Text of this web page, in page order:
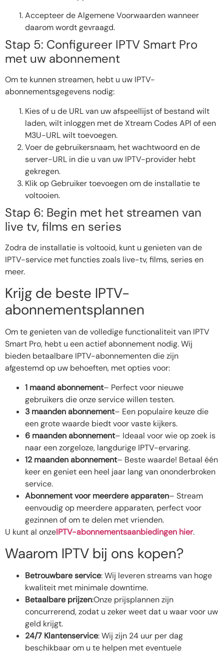
Accepteer de Algemene Voorwaarden wanneer
daarom wordt gevraagd.
Stap 5: Configureer IPTV Smart Pro
met uw abonnement
Om te kunnen streamen, hebt u uw IPTV-
abonnementsgegevens nodig:
Kies of u de URL van uw afspeellijst of bestand wilt
laden, wilt inloggen met de Xtream Codes API of een
M3U-URL wilt toevoegen.
Voer de gebruikersnaam, het wachtwoord en de
server-URL in die u van uw IPTV-provider hebt
gekregen.
Klik op Gebruiker toevoegen om de installatie te
voltooien.
Stap 6: Begin met het streamen van
live tv, films en series
Zodra de installatie is voltooid, kunt u genieten van de
IPTV-service met functies zoals live-tv, films, series en
meer.
Krijg de beste IPTV-
abonnementsplannen
Om te genieten van de volledige functionaliteit van IPTV
Smart Pro, hebt u een actief abonnement nodig. Wij
bieden betaalbare IPTV-abonnementen die zijn
afgestemd op uw behoeften, met opties voor:
1 maand abonnement– Perfect voor nieuwe
gebruikers die onze service willen testen.
3 maanden abonnement– Een populaire keuze die
een grote waarde biedt voor vaste kijkers.
6 maanden abonnement– Ideaal voor wie op zoek is
naar een zorgeloze, langdurige IPTV-ervaring.
12 maanden abonnement– Beste waarde! Betaal één
keer en geniet een heel jaar lang van ononderbroken
service.
Abonnement voor meerdere apparaten– Stream
eenvoudig op meerdere apparaten, perfect voor
gezinnen of om te delen met vrienden.
U kunt al onzeIPTV-abonnementsaanbiedingen hier.
Waarom IPTV bij ons kopen?
Betrouwbare service: Wij leveren streams van hoge
kwaliteit met minimale downtime.
Betaalbare prijzen:Onze prijsplannen zijn
concurrerend, zodat u zeker weet dat u waar voor uw
geld krijgt.
24/7 Klantenservice: Wij zijn 24 uur per dag
beschikbaar om u te helpen met eventuele